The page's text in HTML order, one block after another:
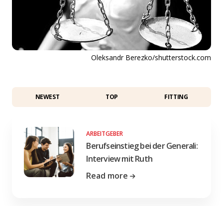
Oleksandr Berezko/shutterstock.com
NEWEST TOP FITTING
ARBEITGEBER
Berufseinstieg bei der Generali:
Interview mit Ruth
Read more